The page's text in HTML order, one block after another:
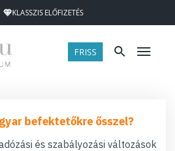
KLASSZIS ELŐFIZETÉS
FRISS Menü
befektetőkre ősszel?
és szabályozási változások